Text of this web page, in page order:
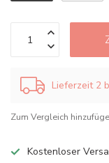
Lieferzeit 2
Zum Vergleich
Kostenloser